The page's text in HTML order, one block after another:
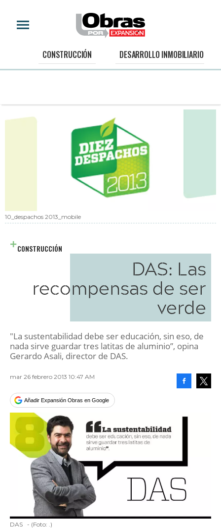
CONSTRUCCIÓN DESARROLLO INMOBILIARIO
10_despachos 2013_mobile
CONSTRUCCIÓN
DAS: Las
recompensas de ser
verde
"La sustentabilidad debe ser educación, sin eso, de
nada sirve guardar tres latitas de aluminio”, opina
Gerardo Asali, director de DAS.
mar 26 febrero 2013 10:47 AM
Añadir Expansión Obras en Google
DAS - (Foto: .)